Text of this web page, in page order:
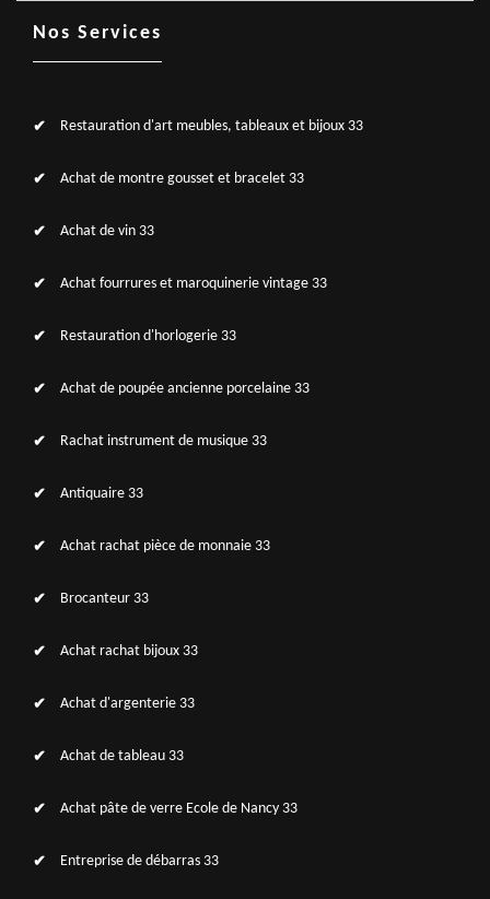
Nos Services
Restauration d'art meubles, tableaux et bijoux 33
Achat de montre gousset et bracelet 33
Achat de vin 33
Achat fourrures et maroquinerie vintage 33
Restauration d'horlogerie 33
Achat de poupée ancienne porcelaine 33
Rachat instrument de musique 33
Antiquaire 33
Achat rachat pièce de monnaie 33
Brocanteur 33
Achat rachat bijoux 33
Achat d'argenterie 33
Achat de tableau 33
Achat pâte de verre Ecole de Nancy 33
Entreprise de débarras 33